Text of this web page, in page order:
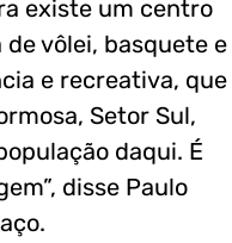
existe um centro
vôlei, basquete e
e recreativa, que
Setor Sul,
daqui. É
disse Paulo